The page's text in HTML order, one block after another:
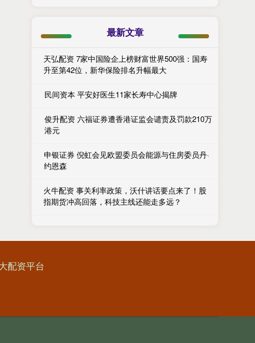
最新文章
天弘配资 7家中国险企上榜财富世界500强：国寿
升至第42位，新华保险排名升幅最大
民间资本 平安好医生11家长寿中心揭牌
俊升配资 六福证券遭香港证监会谴责及罚款210万
港元
申银证券 倪虹会见欧盟委员会能源与住房委员丹·
约恩森
火牛配资 事关利率政策，沃什讲话要点来了！股
指期货冲高回落，科技主线还能走多远？
配资平台